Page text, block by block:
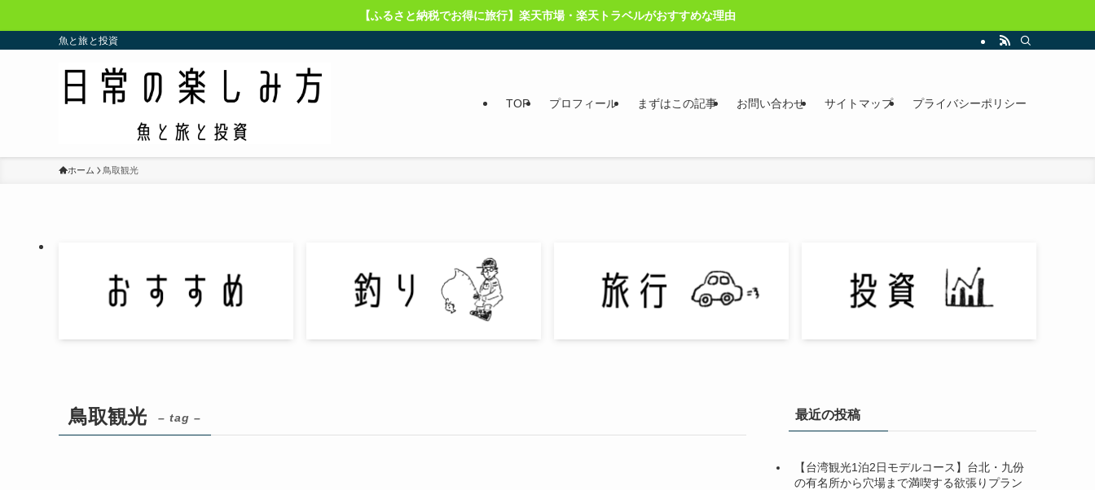
【ふるさと納税でお得に旅行】楽天市場・楽天トラベルがおすすめな理由
魚と旅と投資
TOP プロフィール まずはこの記事 お問い合わせ サイトマップ プライバシーポリシー
ホーム 鳥取観光
鳥取観光 – tag – 最近の投稿
【台湾観光1泊2日モデルコース】台北・九份
の有名所から穴場まで満喫する欲張りプラン